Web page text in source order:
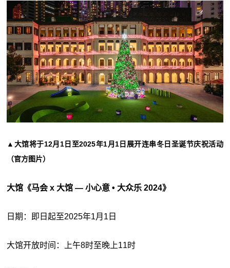
▲大馆将于12月1日至2025年1月1日展开连串冬日圣诞节庆祝活动
（官方图片）
大馆《马会 x 大馆 — 小心意 • 大众乐 2024》
日期：即日起至2025年1月1日
大馆开放时间：上午8时至晚上11时